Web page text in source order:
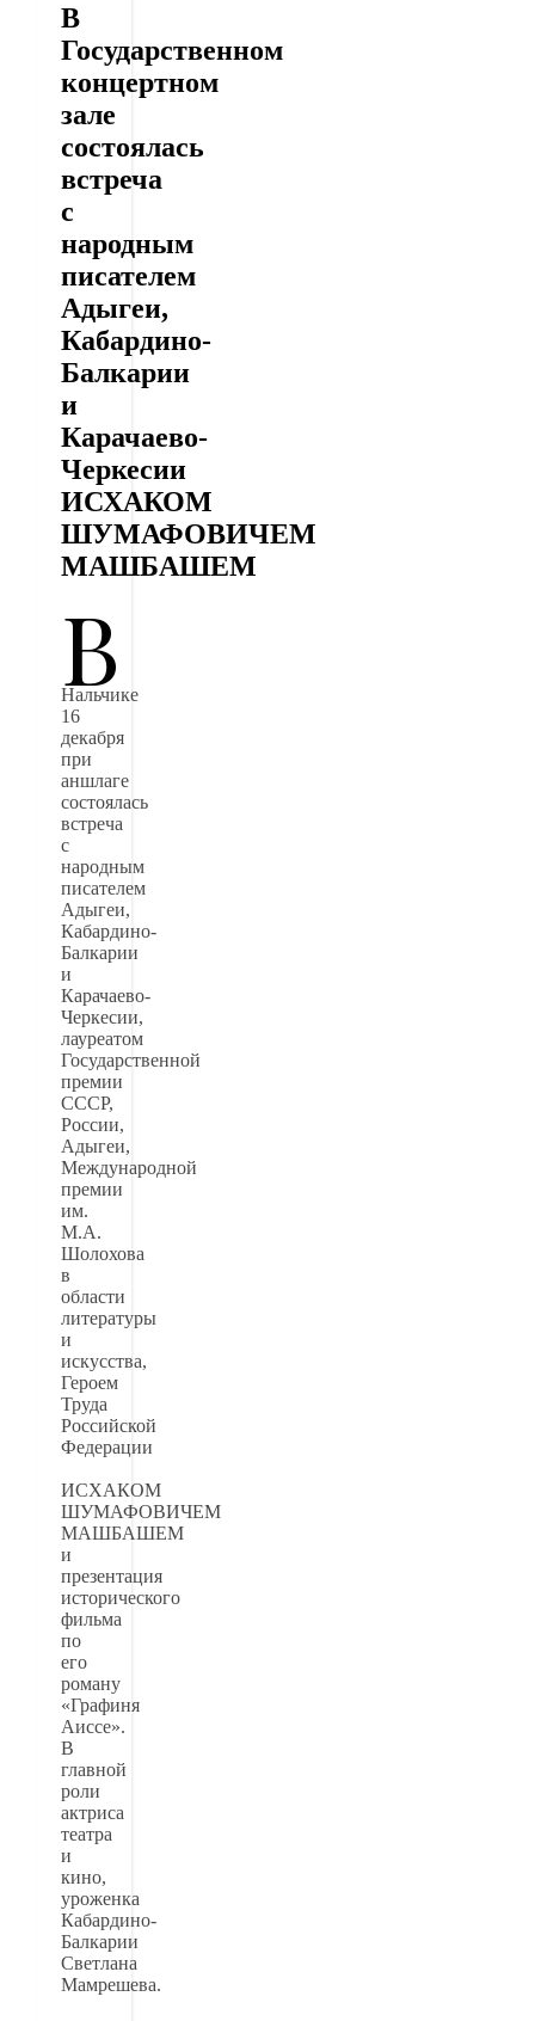
В
Государственном
концертном
зале​
состоялась
встреча
с
народным
писателем
Адыгеи,
Кабардино-
Балкарии
и
Карачаево-
Черкесии
ИСХАКОМ
ШУМАФОВИЧЕМ
МАШБАШЕМ
В
Нальчике
16
декабря
при
аншлаге
состоялась
встреча
с
народным
писателем
Адыгеи,
Кабардино-
Балкарии
и
Карачаево-
Черкесии,
лауреатом
Государственной
премии
СССР,
России,
Адыгеи,
Международной
премии
им.
М.А.
Шолохова
в
области
литературы
и
искусства,
Героем
Труда
Российской
Федерации
ИСХАКОМ
ШУМАФОВИЧЕМ
МАШБАШЕМ
и
презентация
исторического
фильма
по
его
роману
«Графиня
Аиссе».
В
главной
роли
актриса
театра
и
кино,
уроженка
Кабардино-
Балкарии
Светлана
Мамрешева.